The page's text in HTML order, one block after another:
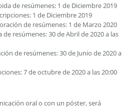
de resúmenes: 1 de Diciembre 2019
1 de Diciembre 2019
de resúmenes: 1 de Marzo 2020
de resúmenes: 30 de Abril de 2020 a las
de resúmenes: 30 de Junio de 2020 a
7 de octubre de 2020 a las 20:00
oral o con un póster, será